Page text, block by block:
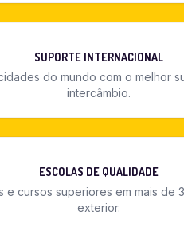
SUPORTE INTERNACIONAL
do mundo com o melhor
intercâmbio.
ESCOLAS DE QUALIDADE
e cursos superiores em mais de
exterior.